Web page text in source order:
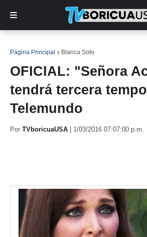
Página Principal Blanca Soto
OFICIAL: "Señora
tendrá tercera
Telemundo
Por TVboricuaUSA 1/03/2016 07:07:00 p.m.